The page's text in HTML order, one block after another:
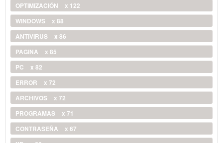
OPTIMIZACIÓN
x 122
WINDOWS
x 88
ANTIVIRUS
x 86
PAGINA
x 85
PC
x 82
ERROR
x 72
ARCHIVOS
x 72
PROGRAMAS
x 71
CONTRASEÑA
x 67